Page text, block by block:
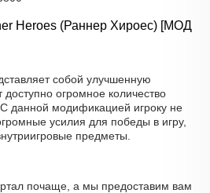
Heroes (Раннер Хироес) [МОД
собой улучшенную
доступно огромное количество
данной модификацией игроку не
усилия для победы в игру,
предметы.
почаще, а мы предоставим вам